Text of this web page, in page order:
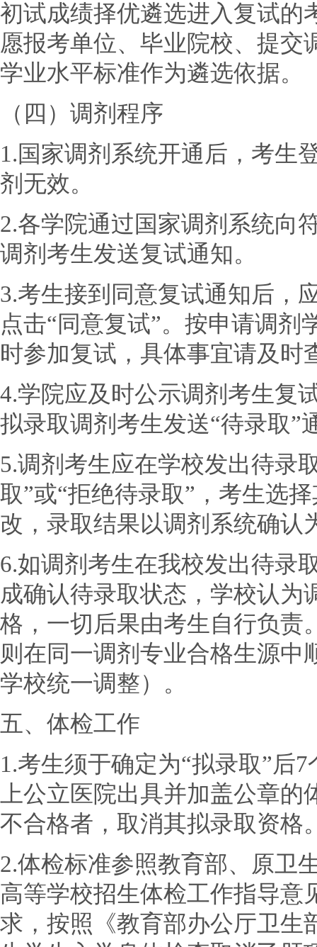
初试成绩择优遴选进入复试的
愿报考单位、毕业院校、提交
学业水平标准作为遴选依据。
（四）调剂程序
1.国家调剂系统开通后，考生
剂无效。
2.各学院通过国家调剂系统向
调剂考生发送复试通知。
3.考生接到同意复试通知后，
点击“同意复试”。按申请调
时参加复试，具体事宜请及时
4.学院应及时公示调剂考生复
拟录取调剂考生发送“待录取”
5.调剂考生应在学校发出待录
取”或“拒绝待录取”，考生选
改，录取结果以调剂系统确认
6.如调剂考生在我校发出待录
成确认待录取状态，学校认为
格，一切后果由考生自行负责
则在同一调剂专业合格生源中
学校统一调整）。
五、体检工作
1.考生须于确定为“拟录取”后
上公立医院出具并加盖公章
不合格者，取消其拟录取资格
2.体检标准参照教育部、原卫
高等学校招生体检工作指导意
求，按照《教育部办公厅卫生